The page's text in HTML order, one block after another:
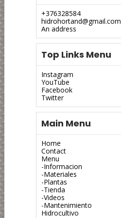
+376328584
hidrohortand@gmail.com
An address
Top Links Menu
Instagram
YouTube
Facebook
Twitter
Main Menu
Home
Contact
Menu
-Informacion
-Materiales
-Plantas
-Tienda
-Videos
-Mantenimiento
Hidrocultivo